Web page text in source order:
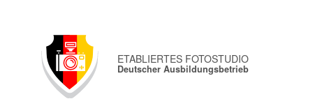
ETABLIERTES FOTOSTUDIO
Deutscher Ausbildungsbetrieb